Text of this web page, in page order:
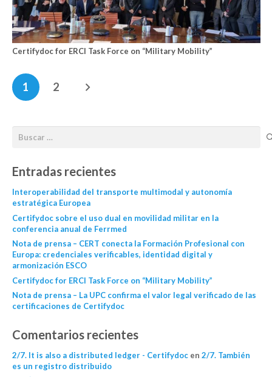
Certifydoc for ERCI Task Force on “Military Mobility”
1 2
Entradas recientes
Interoperabilidad del transporte multimodal y autonomía
estratégica Europea
Certifydoc sobre el uso dual en movilidad militar en la
conferencia anual de Ferrmed
Nota de prensa – CERT conecta la Formación Profesional con
Europa: credenciales verificables, identidad digital y
armonización ESCO
Certifydoc for ERCI Task Force on “Military Mobility”
Nota de prensa – La UPC confirma el valor legal verificado de las
certificaciones de Certifydoc
Comentarios recientes
2/7. It is also a distributed ledger - Certifydocen 2/7. También
es un registro distribuido